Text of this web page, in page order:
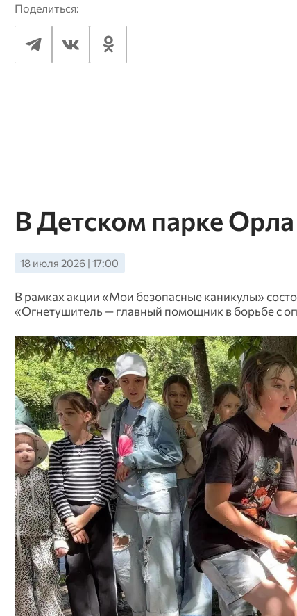
Поделиться:
В Детском парке
18 июля 2026 | 17:00
В рамках акции «Мои безопасные каникулы»
«Огнетушитель — главный помощник в борьбе с